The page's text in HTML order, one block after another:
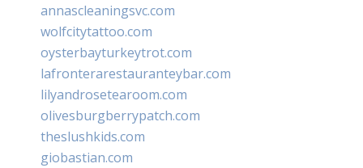
annascleaningsvc.com
wolfcitytattoo.com
oysterbayturkeytrot.com
lafronterarestauranteybar.com
lilyandrosetearoom.com
olivesburgberrypatch.com
theslushkids.com
giobastian.com